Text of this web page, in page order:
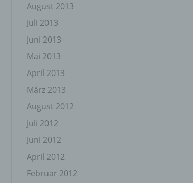
August 2013
Juli 2013
Juni 2013
Mai 2013
April 2013
März 2013
August 2012
Juli 2012
Juni 2012
April 2012
Februar 2012